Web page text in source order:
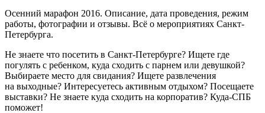
Осенний марафон 2016. Описание, дата проведения, режим
работы, фотографии и отзывы. Всё о мероприятиях Санкт-
Петербурга.
Не знаете что посетить в Санкт-Петербурге? Ищете где
погулять с ребенком, куда сходить с парнем или девушкой?
Выбираете место для свидания? Ищете развлечения
на выходные? Интересуетесь активным отдыхом? Посещаете
выставки? Не знаете куда сходить на корпоратив? Куда-СПБ
поможет!